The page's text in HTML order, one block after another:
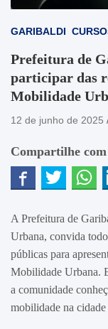
GARIBALDI
Prefeitura de
participar das
Mobilidade
12 de junho de 2025
Compartilhe
A Prefeitura de
Urbana, convida
públicas para
Mobilidade Urbana.
a comunidade
mobilidade na